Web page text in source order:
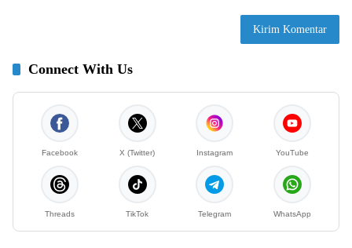
Connect With Us
Facebook X (Twitter) Instagram YouTube
Threads TikTok Telegram WhatsApp